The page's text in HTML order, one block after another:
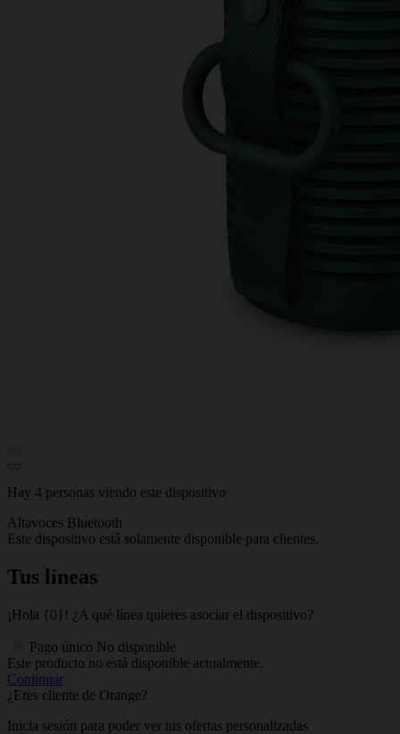
Hay 4 personas viendo este dispositivo
Altavoces Bluetooth
Este dispositivo está solamente disponible para clientes.
Tus líneas
¡Hola {0}! ¿A qué línea quieres asociar el dispositivo?
Pago único No disponible
Este producto no está disponible actualmente.
Continuar
¿Eres cliente de Orange?
Inicia sesión para poder ver tus ofertas personalizadas